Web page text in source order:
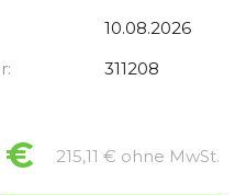
10.08.2026
311208
€ 215,11 € ohne MwSt.